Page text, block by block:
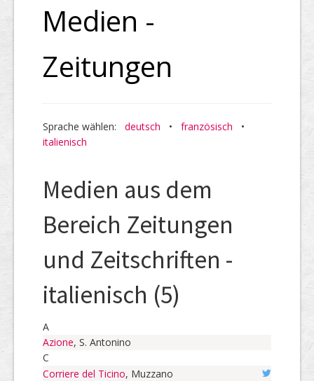
Medien -
Zeitungen
Sprache wählen: deutsch • französisch •
italienisch
Medien aus dem
Bereich Zeitungen
und Zeitschriften -
italienisch (5)
A
Azione, S. Antonino
C
Corriere del Ticino, Muzzano